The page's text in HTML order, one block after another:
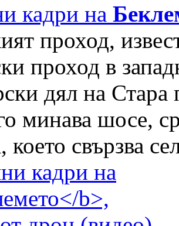
кадри на
проход,
проход в
дял на
минава шосе,
което свързва